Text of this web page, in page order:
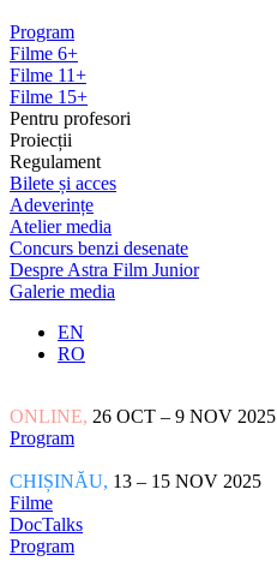
Program
Filme 6+
Filme 11+
Filme 15+
Pentru profesori
Proiecții
Regulament
Bilete și acces
Adeverințe
Atelier media
Concurs benzi desenate
Despre Astra Film Junior
Galerie media
EN
RO
ONLINE, 26 OCT – 9 NOV 2025
Program
CHIȘINĂU, 13 – 15 NOV 2025
Filme
DocTalks
Program